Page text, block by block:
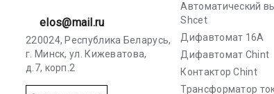
elos@mail.ru
220024, Республика Беларусь,
г. Минск, ул. Кижеватова,
д.7, корп.2
Автоматический
Shcet
Дифавтомат 16А
Дифавтомат Chint
Контактор Chint
Трансформатор